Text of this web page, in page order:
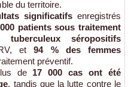
du territoire.
significatifs enregistrés
patients sous traitement
séropositifs
et94 % des femmes
préventif.
de 17 000 cas ont été
, tandis que la lutte contre le